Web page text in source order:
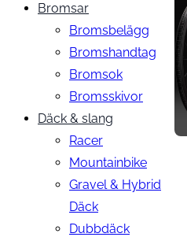
Bromsar
Bromsbelägg
Bromshandtag
Bromsok
Bromsskivor
Däck & slang
Racer
Mountainbike
Gravel & Hybrid
Däck
Dubbdäck